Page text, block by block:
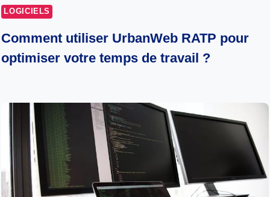
LOGICIELS
Comment utiliser UrbanWeb RATP pour
optimiser votre temps de travail ?